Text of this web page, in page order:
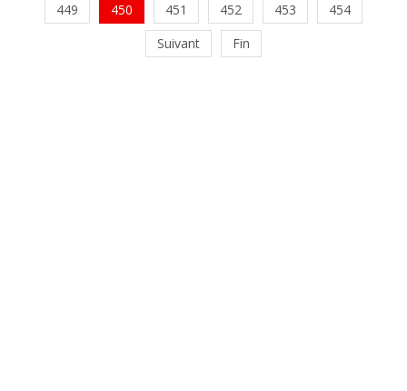
449
450 451 452 453
454
Suivant
Fin